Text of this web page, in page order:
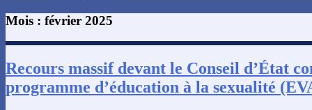
Mois : février 2025
Recours massif devant le Conseil d’État
programme d’éducation à la sexualité